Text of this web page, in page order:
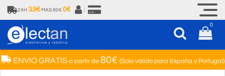
24H 3.9€ MAS 80€ 0€
0
ENVIO GRATISa partir de 80€ (Solo válido para España y Portugal)